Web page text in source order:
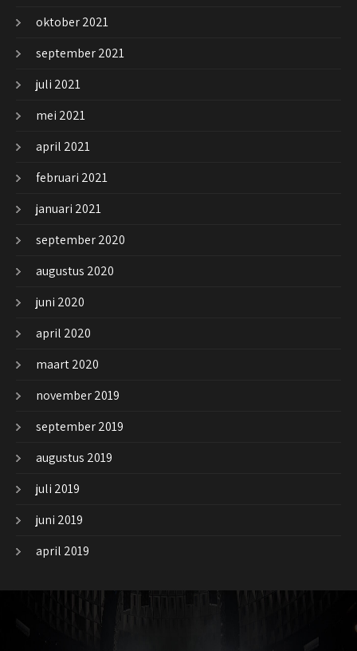
oktober 2021
september 2021
juli 2021
mei 2021
april 2021
februari 2021
januari 2021
september 2020
augustus 2020
juni 2020
april 2020
maart 2020
november 2019
september 2019
augustus 2019
juli 2019
juni 2019
april 2019